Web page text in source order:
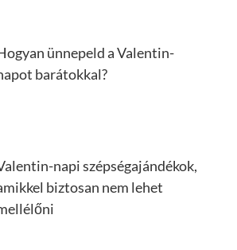
ünnepeld a Valentin-
barátokkal?
napi szépségajándékok,
biztosan nem lehet